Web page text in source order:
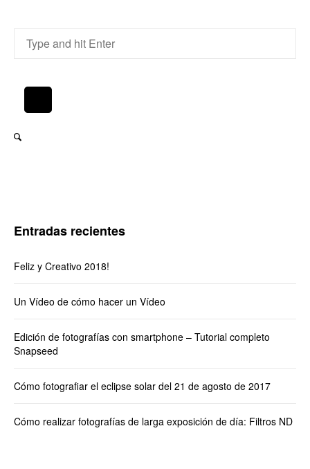
Entradas recientes
Feliz y Creativo 2018!
Un Vídeo de cómo hacer un Vídeo
Edición de fotografías con smartphone – Tutorial completo
Snapseed
Cómo fotografiar el eclipse solar del 21 de agosto de 2017
Cómo realizar fotografías de larga exposición de día: Filtros ND